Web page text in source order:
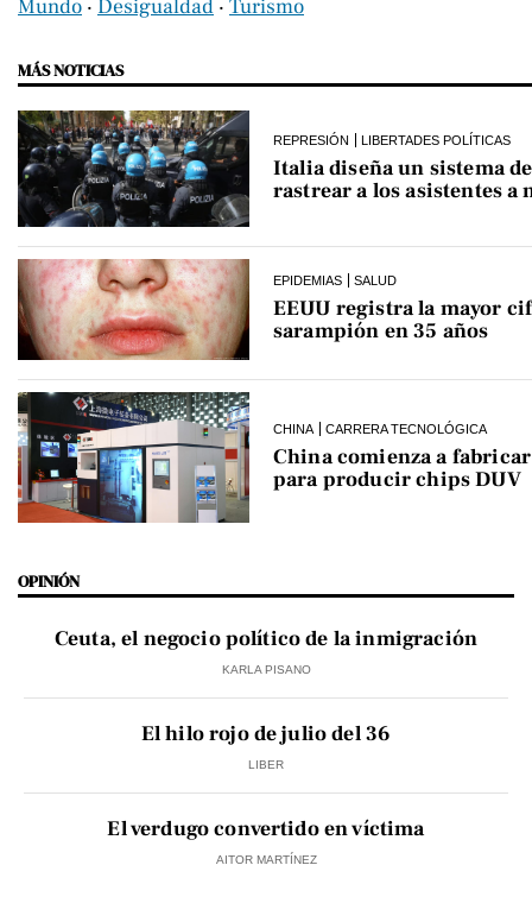
Mundo ‧ Desigualdad ‧ Turismo
MÁS NOTICIAS
REPRESIÓN LIBERTADES POLÍTICAS
Italia diseña un sistema
rastrear a los asistentes a
EPIDEMIAS SALUD
EEUU registra la mayor
sarampión en 35 años
CHINA CARRERA TECNOLÓGICA
China comienza a
para producir chips DUV
OPINIÓN
Ceuta, el negocio político de la inmigración
KARLA PISANO
El hilo rojo de julio del 36
LIBER
El verdugo convertido en víctima
AITOR MARTÍNEZ